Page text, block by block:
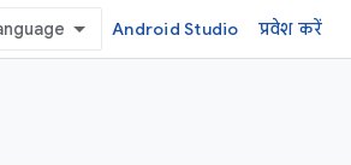
Android Studio प्रवेश करें